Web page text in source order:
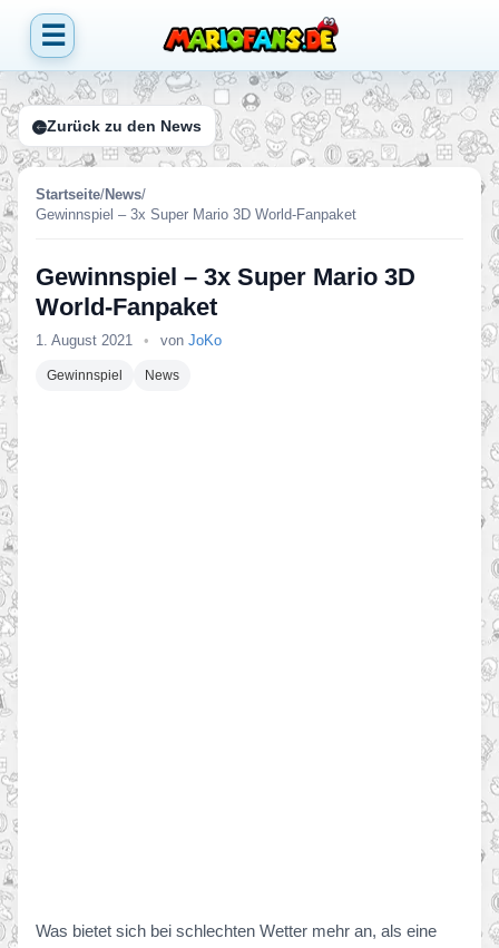
☰
Zurück zu den News
Startseite/News/
Gewinnspiel – 3x Super Mario 3D World-Fanpaket
Gewinnspiel – 3x Super Mario 3D
World-Fanpaket
1. August 2021 • von JoKo
Gewinnspiel News
Was bietet sich bei schlechten Wetter mehr an, als eine